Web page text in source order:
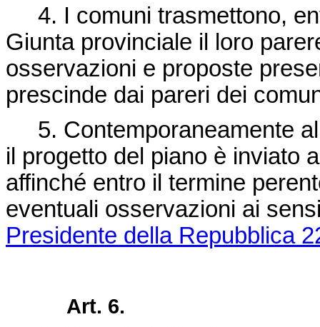
4. I comuni trasmettono,
Giunta provinciale il loro
osservazioni e proposte
prescinde dai pareri dei
5. Contemporaneamente al
il progetto del piano è inviato
affinché entro il termine
eventuali osservazioni ai
Presidente della Repubblica
Art. 6.